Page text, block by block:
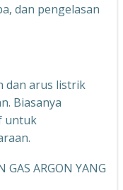
dan pengelasan
dan arus listrik
Biasanya
untuk